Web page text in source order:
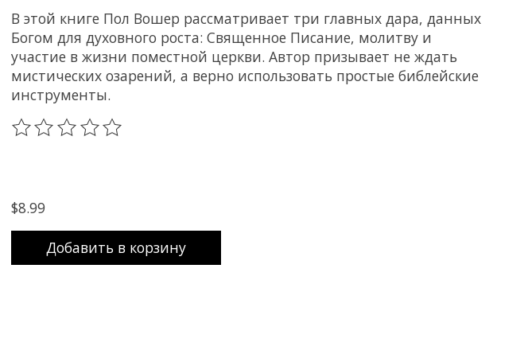
В этой книге Пол Вошер рассматривает три главных дара, данных
Богом для духовного роста: Священное Писание, молитву и
участие в жизни поместной церкви. Автор призывает не ждать
мистических озарений, а верно использовать простые библейские
инструменты.
The rating of this product is
$8.99
Добавить в корзину